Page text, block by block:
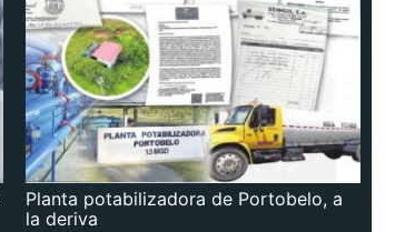
Planta potabilizadora de Portobelo, a
la deriva